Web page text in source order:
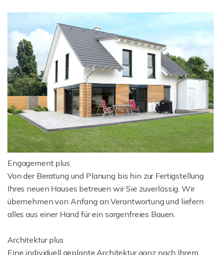
Engagement plus
Von der Beratung und Planung bis hin zur Fertigstellung
Ihres neuen Hauses betreuen wir Sie zuverlässig. Wir
übernehmen von Anfang an Verantwortung und liefern
alles aus einer Hand für ein sorgenfreies Bauen.
Architektur plus
Eine individuell geplante Architektur ganz nach Ihrem